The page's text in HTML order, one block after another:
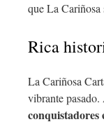
que La Cariñosa
Rica
La Cariñosa
vibrante
conquistadores